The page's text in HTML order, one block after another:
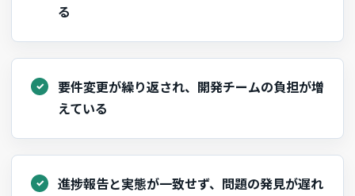
る
要件変更が繰り返され、開発チームの負担が増
えている
進捗報告と実態が一致せず、問題の発見が遅れ